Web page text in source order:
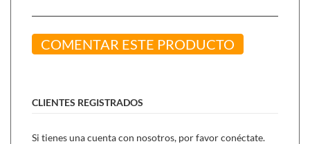
COMENTAR ESTE PRODUCTO
CLIENTES REGISTRADOS
Si tienes una cuenta con nosotros, por favor conéctate.